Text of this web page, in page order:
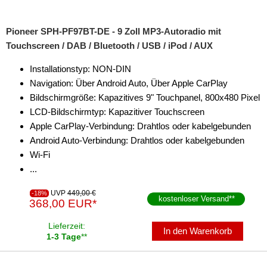
Pioneer SPH-PF97BT-DE - 9 Zoll MP3-Autoradio mit
Touchscreen / DAB / Bluetooth / USB / iPod / AUX
Installationstyp: NON-DIN
Navigation: Über Android Auto, Über Apple CarPlay
Bildschirmgröße: Kapazitives 9" Touchpanel, 800x480 Pixel
LCD-Bildschirmtyp: Kapazitiver Touchscreen
Apple CarPlay-Verbindung: Drahtlos oder kabelgebunden
Android Auto-Verbindung: Drahtlos oder kabelgebunden
Wi-Fi
...
-18% UVP 449,00 €
368,00 EUR* kostenloser Versand**
Lieferzeit:
1-3 Tage**
In den Warenkorb